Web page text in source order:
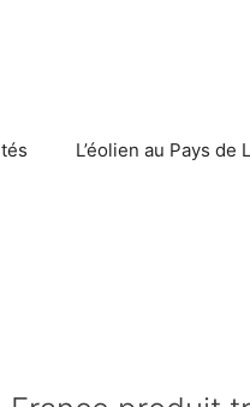
L’éolien au Pays de